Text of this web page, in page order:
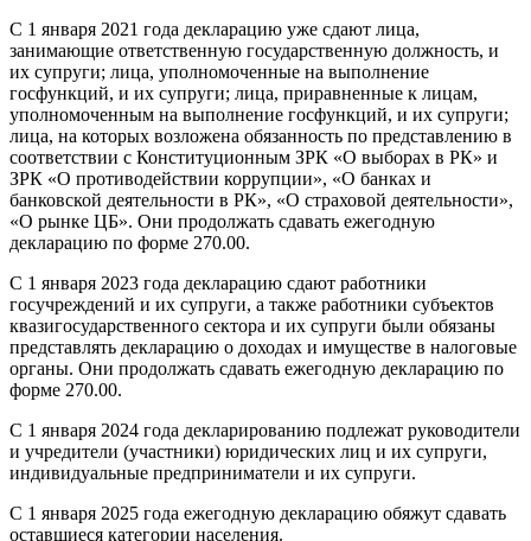
С 1 января 2021 года декларацию уже сдают лица,
занимающие ответственную государственную должность, и
их супруги; лица, уполномоченные на выполнение
госфункций, и их супруги; лица, приравненные к лицам,
уполномоченным на выполнение госфункций, и их супруги;
лица, на которых возложена обязанность по представлению в
соответствии с Конституционным ЗРК «О выборах в РК» и
ЗРК «О противодействии коррупции», «О банках и
банковской деятельности в РК», «О страховой деятельности»,
«О рынке ЦБ». Они продолжать сдавать ежегодную
декларацию по форме 270.00.
С 1 января 2023 года декларацию сдают работники
госучреждений и их супруги, а также работники субъектов
квазигосударственного сектора и их супруги были обязаны
представлять декларацию о доходах и имуществе в налоговые
органы. Они продолжать сдавать ежегодную декларацию по
форме 270.00.
С 1 января 2024 года декларированию подлежат руководители
и учредители (участники) юридических лиц и их супруги,
индивидуальные предприниматели и их супруги.
С 1 января 2025 года ежегодную декларацию обяжут сдавать
оставшиеся категории населения.